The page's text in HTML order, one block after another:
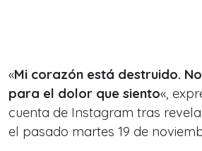
«Mi corazón está destruido.
para el dolor que siento«,
cuenta de Instagram tras
el pasado martes 19 de